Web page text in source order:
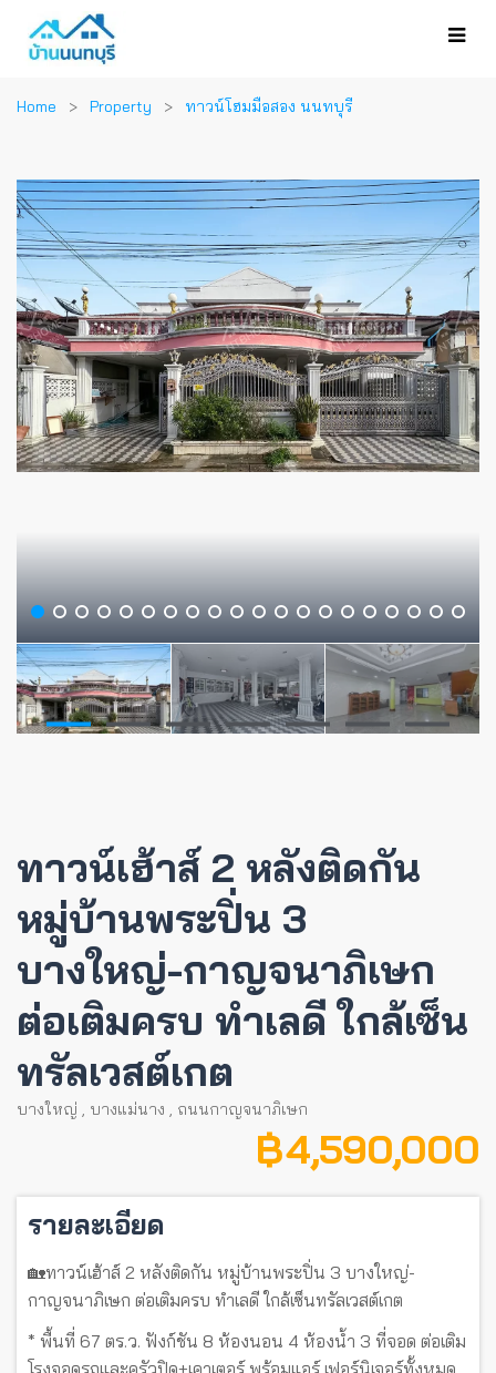
Home Property ทาวน์โฮมมือสอง นนทบุรี
ทาวน์เฮ้าส์ 2 หลังติดกัน
หมู่บ้านพระปิ่น 3
บางใหญ่-กาญจนาภิเษก
ต่อเติมครบ ทำเลดี ใกล้เซ็น
ทรัลเวสต์เกต
บางใหญ่ , บางแม่นาง , ถนนกาญจนาภิเษก
฿ 4,590,000
รายละเอียด
🏡ทาวน์เฮ้าส์ 2 หลังติดกัน หมู่บ้านพระปิ่น 3 บางใหญ่-
กาญจนาภิเษก ต่อเติมครบ ทำเลดี ใกล้เซ็นทรัลเวสต์เกต
* พื้นที่ 67 ตร.ว. ฟังก์ชัน 8 ห้องนอน 4 ห้องน้ำ 3 ที่จอด ต่อเติม